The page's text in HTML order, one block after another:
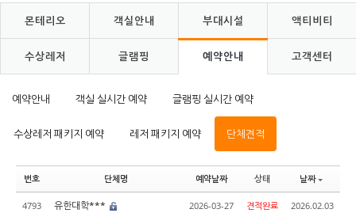
몬테리오 객실안내 부대시설 액티비티
수상레저 글램핑 예약안내 고객센터
예약안내 객실 실시간 예약 글램핑 실시간 예약
수상레저 패키지 예약 레저 패키지 예약 단체견적
번호 단체명 예약날짜 상태 날짜
4793 유한대학*** 2026-03-27 견적완료 2026.02.03